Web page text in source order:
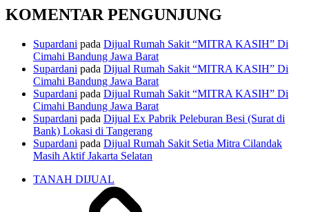
KOMENTAR PENGUNJUNG
Supardani pada Dijual Rumah Sakit “MITRA KASIH” Di
Cimahi Bandung Jawa Barat
Supardani pada Dijual Rumah Sakit “MITRA KASIH” Di
Cimahi Bandung Jawa Barat
Supardani pada Dijual Rumah Sakit “MITRA KASIH” Di
Cimahi Bandung Jawa Barat
Supardani pada Dijual Ex Pabrik Peleburan Besi (Surat di
Bank) Lokasi di Tangerang
Supardani pada Dijual Rumah Sakit Setia Mitra Cilandak
Masih Aktif Jakarta Selatan
TANAH DIJUAL